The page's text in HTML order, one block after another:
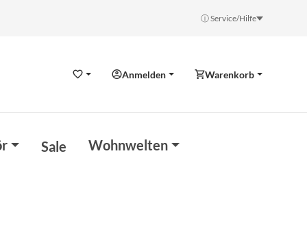
ⓘ Service/Hilfe
WunschzettelAnmelden Warenkorb
Sale Wohnwelten